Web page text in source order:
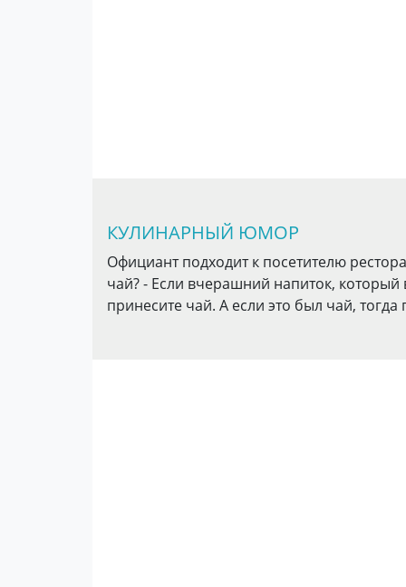
КУЛИНАРНЫЙ ЮМОР
Официант подходит к посетителю
чай? - Если вчерашний напиток,
принесите чай. А если это был чай, тогда